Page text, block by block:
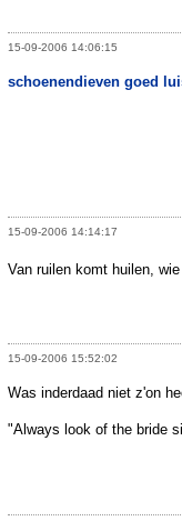
15-09-2006 14:06:15
schoenendieven goed
15-09-2006 14:14:17
Van ruilen komt huilen,
15-09-2006 15:52:02
Was inderdaad niet z'on
"Always look of the bride